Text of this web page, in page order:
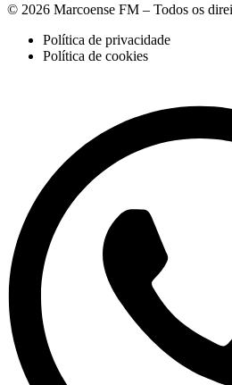
© 2026 Marcoense FM – Todos os
Política de privacidade
Política de cookies